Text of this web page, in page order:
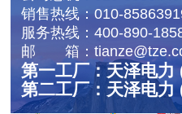
销售热线：010-
服务热线：400-890-
邮 箱：
第一工厂：天泽电力
第二工厂：天泽电力